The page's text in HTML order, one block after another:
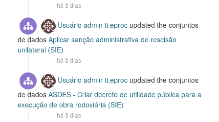
há 3 dias
Usuário admin ti.eproc updated the conjuntos
de dados Aplicar sanção administrativa de rescisão
unilateral (SIE)
há 3 dias
Usuário admin ti.eproc updated the conjuntos
de dados ASDES - Criar decreto de utilidade pública para a
execução de obra rodoviária (SIE)
há 3 dias